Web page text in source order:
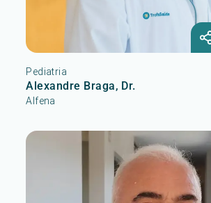
Pediatria
Alexandre Braga, Dr.
Alfena